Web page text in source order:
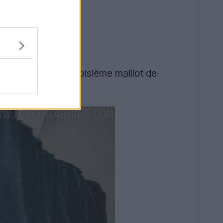
Le nouveau troisième maillot de